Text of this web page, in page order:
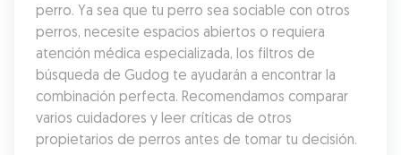
perro. Ya sea que tu perro sea sociable con otros
perros, necesite espacios abiertos o requiera
atención médica especializada, los filtros de
búsqueda de Gudog te ayudarán a encontrar la
combinación perfecta. Recomendamos comparar
varios cuidadores y leer críticas de otros
propietarios de perros antes de tomar tu decisión.